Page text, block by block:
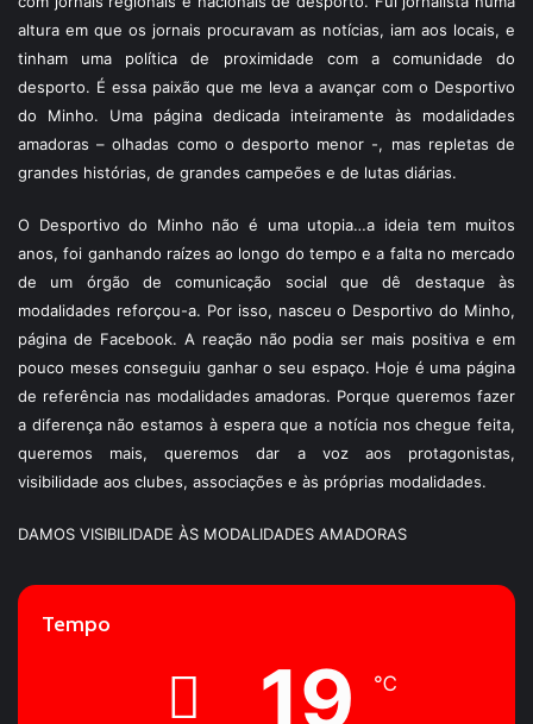
altura em que os jornais procuravam as notícias, iam aos locais, e
tinham uma política de proximidade com a comunidade do
desporto. É essa paixão que me leva a avançar com o Desportivo
do Minho. Uma página dedicada inteiramente às modalidades
amadoras – olhadas como o desporto menor -, mas repletas de
grandes histórias, de grandes campeões e de lutas diárias.
O Desportivo do Minho não é uma utopia…a ideia tem muitos
anos, foi ganhando raízes ao longo do tempo e a falta no mercado
de um órgão de comunicação social que dê destaque às
modalidades reforçou-a. Por isso, nasceu o Desportivo do Minho,
página de Facebook. A reação não podia ser mais positiva e em
pouco meses conseguiu ganhar o seu espaço. Hoje é uma página
de referência nas modalidades amadoras. Porque queremos fazer
a diferença não estamos à espera que a notícia nos chegue feita,
queremos mais, queremos dar a voz aos protagonistas,
visibilidade aos clubes, associações e às próprias modalidades.
DAMOS VISIBILIDADE ÀS MODALIDADES AMADORAS
Tempo
19 ℃